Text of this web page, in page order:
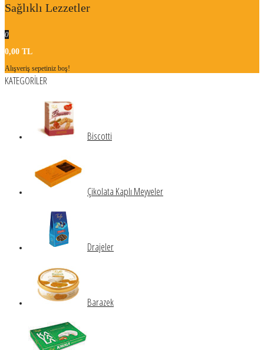
Sağlıklı Lezzetler
0
0,00 TL
Alışveriş sepetiniz boş!
KATEGORİLER
Biscotti
Çikolata Kaplı Meyveler
Drajeler
Barazek